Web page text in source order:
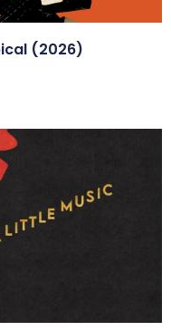
(2026)